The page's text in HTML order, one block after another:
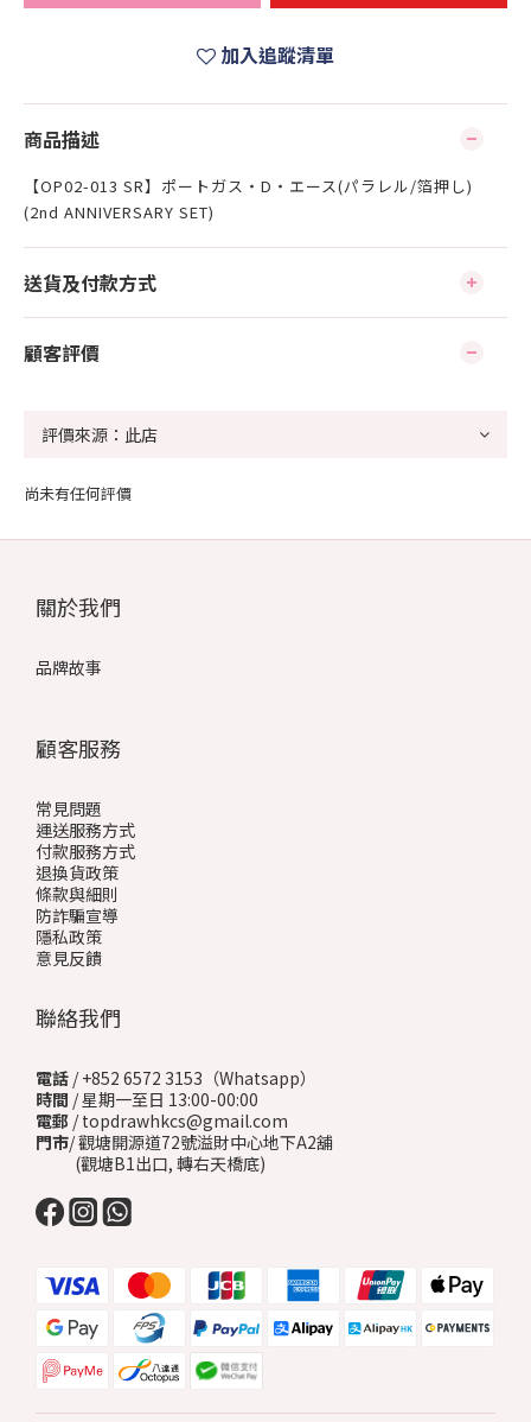
加入追蹤清單
商品描述
【OP02-013 SR】ポートガス・D・エース(パラレル/箔押し)
(2nd ANNIVERSARY SET)
送貨及付款方式
顧客評價
尚未有任何評價
關於我們
品牌故事
顧客服務
常見問題
運送服務方式
付款服務方式
退換貨政策
條款與細則
防詐騙宣導
隱私政策
意見反饋
聯絡我們
電話 / +852 6572 3153（Whatsapp）
時間 / 星期一至日 13:00-00:00
電郵 / topdrawhkcs@gmail.com
門市/ 觀塘開源道72號溢財中心地下A2舖
(觀塘B1出口, 轉右天橋底)